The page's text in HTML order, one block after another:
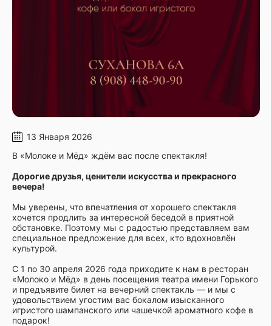
13 Января 2026
В «Молоке и Мёд» ждём вас после спектакля!
Дорогие друзья, ценители искусства и прекрасного
вечера!
Мы уверены, что впечатления от хорошего спектакля
хочется продлить за интересной беседой в приятной
обстановке. Поэтому мы с радостью представляем вам
специальное предложение для всех, кто вдохновлён
культурой.
С 1 по 30 апреля 2026 года приходите к нам в ресторан
«Молоко и Мёд» в день посещения театра имени Горького
и предъявите билет на вечерний спектакль — и мы с
удовольствием угостим вас бокалом изысканного
игристого шампанского или чашечкой ароматного кофе в
подарок!